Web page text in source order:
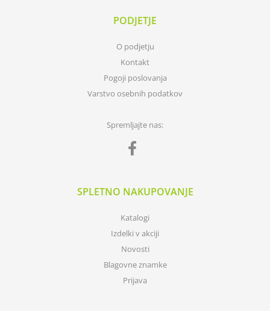
PODJETJE
O podjetju
Kontakt
Pogoji poslovanja
Varstvo osebnih podatkov
Spremljajte nas:
SPLETNO NAKUPOVANJE
Katalogi
Izdelki v akciji
Novosti
Blagovne znamke
Prijava